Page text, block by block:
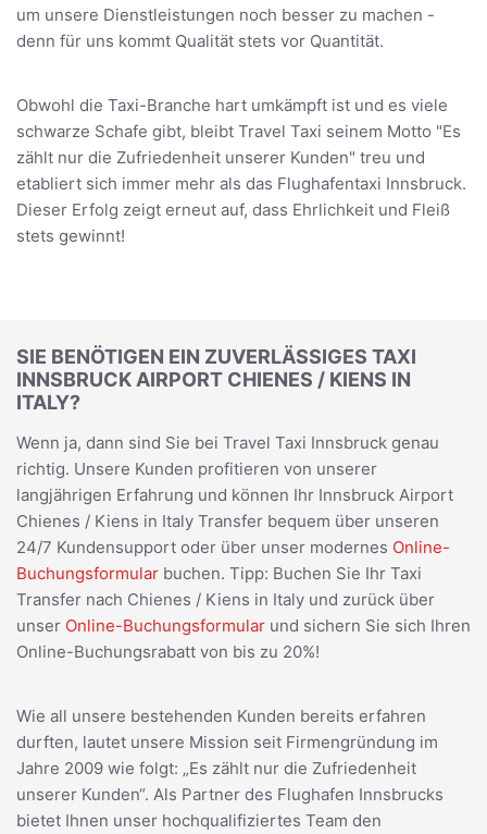
um unsere Dienstleistungen noch besser zu machen -
denn für uns kommt Qualität stets vor Quantität.
Obwohl die Taxi-Branche hart umkämpft ist und es viele
schwarze Schafe gibt, bleibt Travel Taxi seinem Motto "Es
zählt nur die Zufriedenheit unserer Kunden" treu und
etabliert sich immer mehr als das Flughafentaxi Innsbruck.
Dieser Erfolg zeigt erneut auf, dass Ehrlichkeit und Fleiß
stets gewinnt!
SIE BENÖTIGEN EIN ZUVERLÄSSIGES TAXI
INNSBRUCK AIRPORT CHIENES / KIENS IN
ITALY?
Wenn ja, dann sind Sie bei Travel Taxi Innsbruck genau
richtig. Unsere Kunden profitieren von unserer
langjährigen Erfahrung und können Ihr Innsbruck Airport
Chienes / Kiens in Italy Transfer bequem über unseren
24/7 Kundensupport oder über unser modernes Online-
Buchungsformular buchen. Tipp: Buchen Sie Ihr Taxi
Transfer nach Chienes / Kiens in Italy und zurück über
unser Online-Buchungsformular und sichern Sie sich Ihren
Online-Buchungsrabatt von bis zu 20%!
Wie all unsere bestehenden Kunden bereits erfahren
durften, lautet unsere Mission seit Firmengründung im
Jahre 2009 wie folgt: „Es zählt nur die Zufriedenheit
unserer Kunden“. Als Partner des Flughafen Innsbrucks
bietet Ihnen unser hochqualifiziertes Team den